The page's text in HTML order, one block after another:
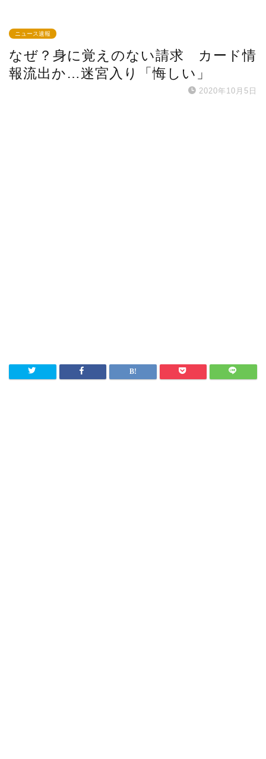
ニュース速報
なぜ？身に覚えのない請求 カード情
報流出か…迷宮入り「悔しい」
2020年10月5日